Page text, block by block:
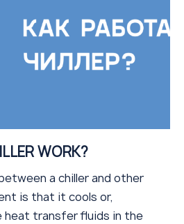
WORK?
a chiller and other
is that it cools or,
heat transfer fluids in the